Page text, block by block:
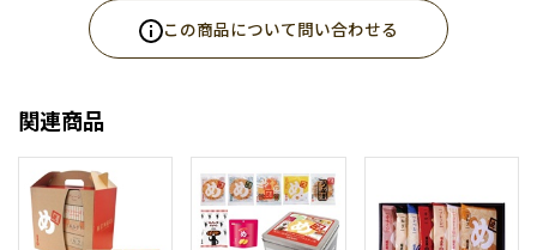
この商品について問い合わせる
関連商品